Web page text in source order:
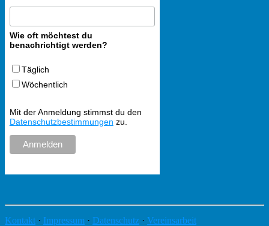
Wie oft möchtest du
benachrichtigt werden?
Täglich
Wöchentlich
Mit der Anmeldung stimmst du den
Datenschutzbestimmungen zu.
Kontakt · Impressum · Datenschutz · Vereinsarbeit